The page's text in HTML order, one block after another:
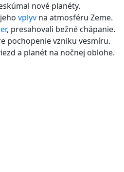
nové planéty.
vplyv na atmosféru Zeme.
, presahovali bežné chápanie.
pochopenie vzniku vesmíru.
a planét na nočnej oblohe.